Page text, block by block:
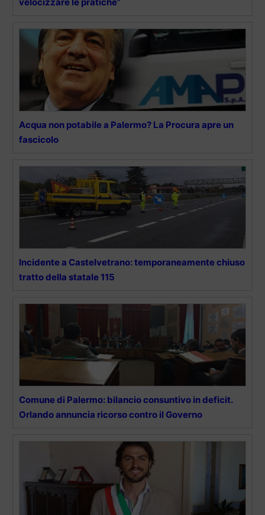
Acqua non potabile a Palermo? La Procura apre un
fascicolo
Incidente a Castelvetrano: temporaneamente chiuso
tratto della statale 115
Comune di Palermo: bilancio consuntivo in deficit.
Orlando annuncia ricorso contro il Governo